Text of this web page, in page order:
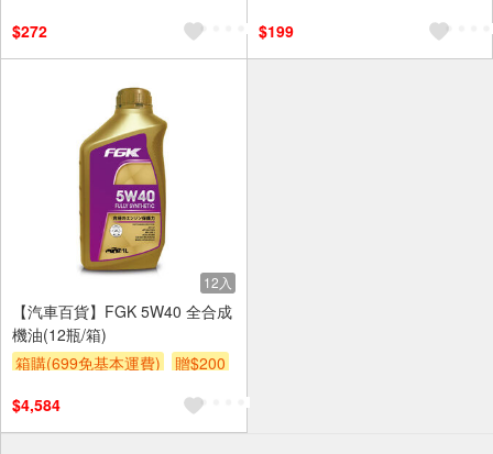
$272
$199
12入
【汽車百貨】FGK 5W40 全合成
機油(12瓶/箱)
箱購(699免基本運費)
贈$200
$4,584